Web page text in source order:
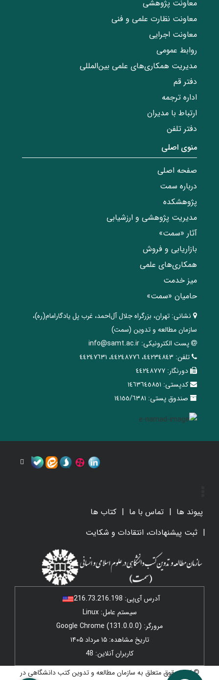
معاونت پژوهشی
معاونت نظارت علمی و فنی
معاونت اجرایی
روابط عمومی
مدیریت همکاری‌های علمی بین‌المللی
دفتر قم
اداره ترجمه
ارتباط با مدیران
دفتر تلفن
منوی اصلی
صفحه اصلی
درباره سمت
پژوهشکده
مدیریت پژوهشی و ارزشیابی
آثار «سمت»
بازاریابی و فروش
همکاری‌های علمی
میز خدمت
حامیان «سمت»
نشانی: تهران، ‌بزرگراه ‌جلال آل‌احمد، غرب پل يادگار‌امام(ره)‌،
سازمان مطالعه و تدوین‌ (سمت)
پست الکترونیکی: info@samt.ac.ir
تلفن: ٤٤٢٣٤٨٤٣، ٤٤٢٤٨٧٧٦، ٤٤٢٤٧٦٣١
دورنگار: ٤٤٢٤٨٧٧٧
کدپستی: ١٤٦٣٦٤٥٨٥١
صندوق پستی: ١٤١٥٥/٦٣٨١
پیوند ها تماس با ما
کتاب ها
ثبت پیشنهادات، انتقادات و شکایت
آدرس آی‌پی: 216.73.216.198
سیستم عامل: Linux
مرورگر: Google Chrome (131.0.0.0)
تاریخ مشاهده: ۱۵ مرداد ۱۴۰۵
کاربران آنلاین: 48
© کلیه حقوق متعلق به سازمان مطالعه و تدوین کتب دانشگاهی در